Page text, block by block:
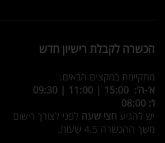
הכשרה לקבלת רישיון חדש
מתקיימת במקצים הבאים:
א’-ה’: 15:00 | 11:00 | 09:30
ו’: 08:00
יש להגיע חצי שעה לפני לצורך רישום
משך ההכשרה 4.5 שעות.